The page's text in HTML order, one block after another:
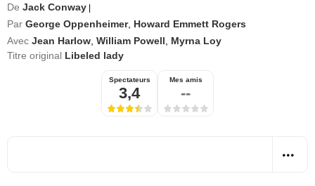
De Jack Conway
Par George Oppenheimer, Howard Emmett Rogers
Avec Jean Harlow William Powell
Myrna Loy
Titre original Libeled lady
Spectateurs
3,4
Mes amis
--